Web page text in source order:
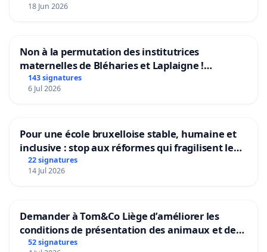
18 Jun 2026
Non à la permutation des institutrices
maternelles de Bléharies et Laplaigne !
Préservons la stabilité de nos enfants.
143 signatures
6 Jul 2026
Pour une école bruxelloise stable, humaine et
inclusive : stop aux réformes qui fragilisent le
primaire
22 signatures
14 Jul 2026
Demander à Tom&Co Liège d’améliorer les
conditions de présentation des animaux et de
mettre fin à la vente d’animaux en magasin
52 signatures